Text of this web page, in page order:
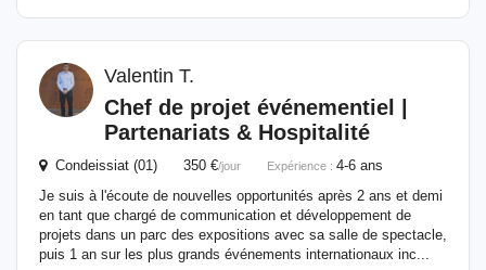
Valentin T.
Chef de projet événementiel |
Partenariats & Hospitalité
Condeissiat (01) 350 €/jour Expérience : 4-6 ans
Je suis à l'écoute de nouvelles opportunités après 2 ans et demi
en tant que chargé de communication et développement de
projets dans un parc des expositions avec sa salle de spectacle,
puis 1 an sur les plus grands événements internationaux inc...